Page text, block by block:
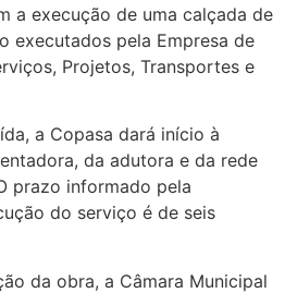
a execução de uma calçada de
executados pela Empresa de
Projetos, Transportes e
a Copasa dará início à
da adutora e da rede
prazo informado pela
do serviço é de seis
da obra, a Câmara Municipal